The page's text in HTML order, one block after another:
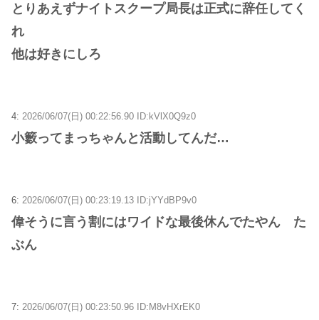
とりあえずナイトスクープ局長は正式に辞任してく
れ
他は好きにしろ
4: 2026/06/07(日) 00:22:56.90 ID:kVlX0Q9z0
小籔ってまっちゃんと活動してんだ…
6: 2026/06/07(日) 00:23:19.13 ID:jYYdBP9v0
偉そうに言う割にはワイドな最後休んでたやん た
ぶん
7: 2026/06/07(日) 00:23:50.96 ID:M8vHXrEK0